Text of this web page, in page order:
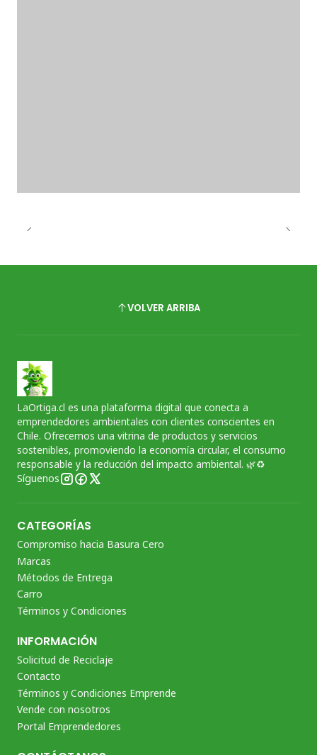
VOLVER ARRIBA
LaOrtiga.cl es una plataforma digital que conecta a
emprendedores ambientales con clientes conscientes en
Chile. Ofrecemos una vitrina de productos y servicios
sostenibles, promoviendo la economía circular, el consumo
responsable y la reducción del impacto ambiental. 🌿♻️
Síguenos
CATEGORÍAS
Compromiso hacia Basura Cero
Marcas
Métodos de Entrega
Carro
Términos y Condiciones
INFORMACIÓN
Solicitud de Reciclaje
Contacto
Términos y Condiciones Emprende
Vende con nosotros
Portal Emprendedores